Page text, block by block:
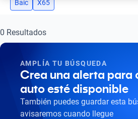
Busca por marca
Busca por modelo
Busca por versión
Busca por año
Baic X65
0 Resultados
AMPLÍA TU BÚSQUEDA
Crea una alerta para
auto esté disponible
También puedes guardar esta
avisaremos cuando llegue